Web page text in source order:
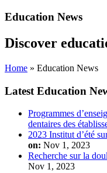
Education News
Discover
Home » Education News
Latest Education
Programmes
dentaires des
2023 Institut d’été
on: Nov 1, 2023
Recherche sur la
Nov 1, 2023